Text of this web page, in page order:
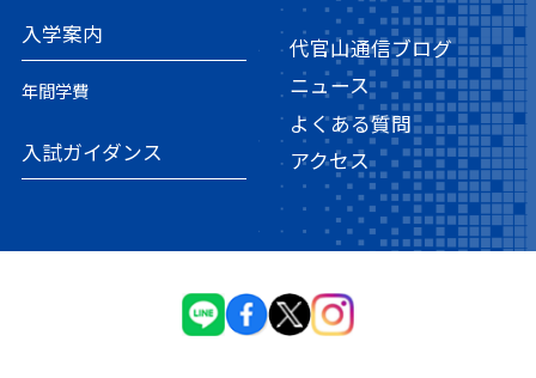
入学案内
年間学費
入試ガイダンス
代官山通信ブログ
ニュース
よくある質問
アクセス